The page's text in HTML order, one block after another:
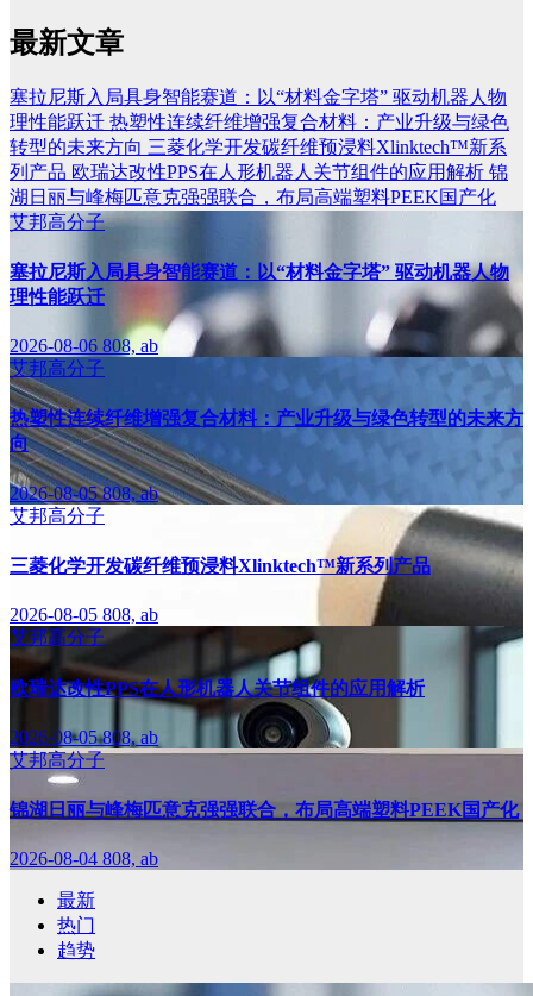
最新文章
塞拉尼斯入局具身智能赛道：以“材料金字塔” 驱动机器人物
理性能跃迁 热塑性连续纤维增强复合材料：产业升级与绿色
转型的未来方向 三菱化学开发碳纤维预浸料Xlinktech™新系
列产品 欧瑞达改性PPS在人形机器人关节组件的应用解析 锦
湖日丽与峰梅匹意克强强联合，布局高端塑料PEEK国产化
艾邦高分子
塞拉尼斯入局具身智能赛道：以“材料金字塔” 驱动机器人物
理性能跃迁
2026-08-06 808, ab
艾邦高分子
热塑性连续纤维增强复合材料：产业升级与绿色转型的未来方
向
2026-08-05808, ab
艾邦高分子
三菱化学开发碳纤维预浸料Xlinktech™新系列产品
2026-08-05 808, ab
艾邦高分子
欧瑞达改性PPS在人形机器人关节组件的应用解析
2026-08-05808, ab
艾邦高分子
锦湖日丽与峰梅匹意克强强联合，布局高端塑料PEEK国产化
2026-08-04 808, ab
最新
热门
趋势